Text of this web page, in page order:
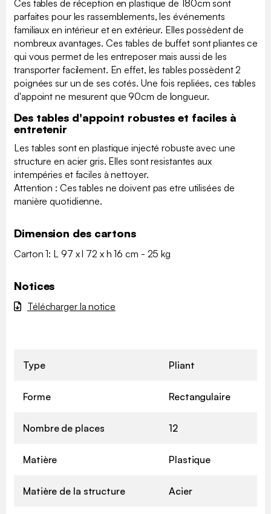
Ces tables de réception en plastique de 180cm sont
parfaites pour les rassemblements, les événements
familiaux en intérieur et en extérieur. Elles possèdent de
nombreux avantages. Ces tables de buffet sont pliantes ce
qui vous permet de les entreposer mais aussi de les
transporter facilement. En effet, les tables possèdent 2
poignées sur un de ses cotés. Une fois repliées, ces tables
d'appoint ne mesurent que 90cm de longueur.
Des tables d'appoint robustes et faciles à
entretenir
Les tables sont en plastique injecté robuste avec une
structure en acier gris. Elles sont resistantes aux
intempéries et faciles à nettoyer.
Attention : Ces tables ne doivent pas etre utilisées de
manière quotidienne.
Dimension des cartons
Carton 1: L 97 x l 72 x h 16 cm - 25 kg
Notices
Télécharger la notice
Type Pliant
Forme Rectangulaire
Nombre de places 12
Matière Plastique
Matière de la structure Acier